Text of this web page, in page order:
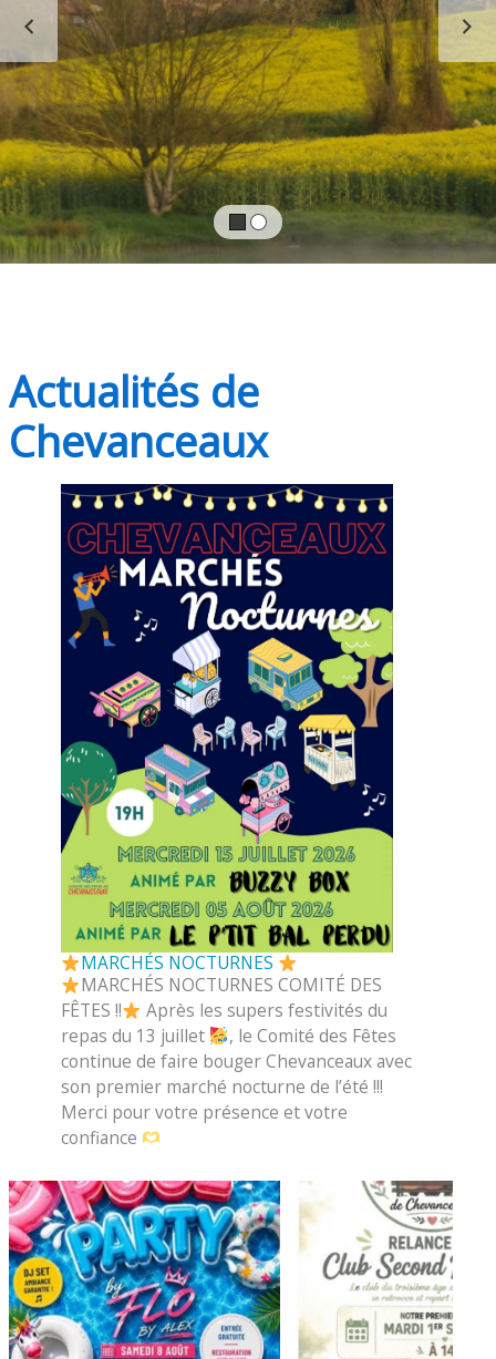
PRÉCÉDENT
Actualités de
Chevanceaux
MARCHÉS NOCTURNES
MARCHÉS NOCTURNES COMITÉ DES
FÊTES !!
Après les supers festivités du
repas du 13 juillet
, le Comité des Fêtes
continue de faire bouger Chevanceaux avec
son premier marché nocturne de l’été !!!
Merci pour votre présence et votre
confiance